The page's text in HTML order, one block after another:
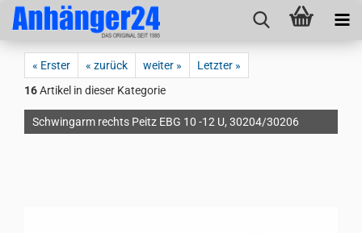
« Erster « zurück weiter »
Letzter »
16Artikel in dieser Kategorie
Schwingarm rechts Peitz EBG 10 -12 U, 30204/30206